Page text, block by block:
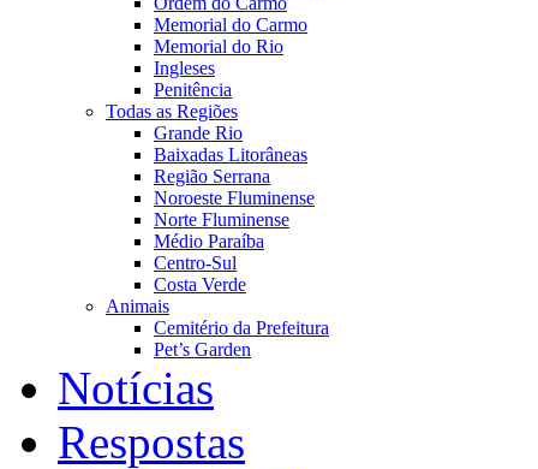
Memorial do Carmo
Memorial do Rio
Ingleses
Penitência
Todas as Regiões
Grande Rio
Baixadas Litorâneas
Região Serrana
Noroeste Fluminense
Norte Fluminense
Médio Paraíba
Centro-Sul
Costa Verde
Animais
Cemitério da Prefeitura
Pet’s Garden
Notícias
Respostas